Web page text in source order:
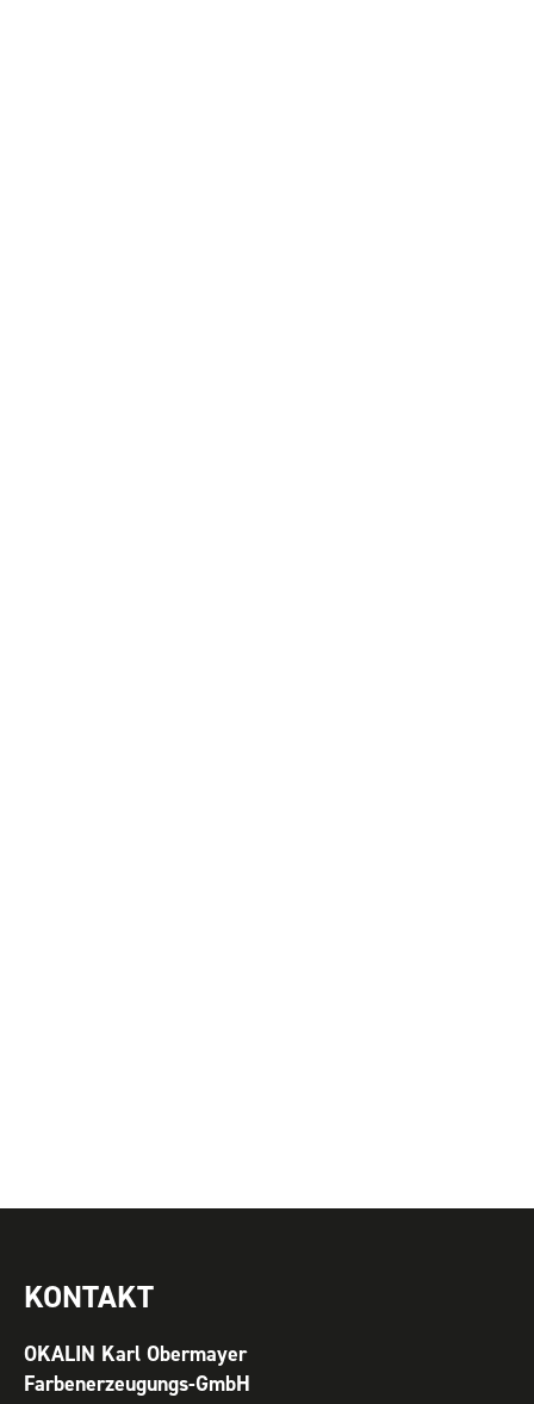
KONTAKT
OKALIN Karl Obermayer
Farbenerzeugungs-GmbH